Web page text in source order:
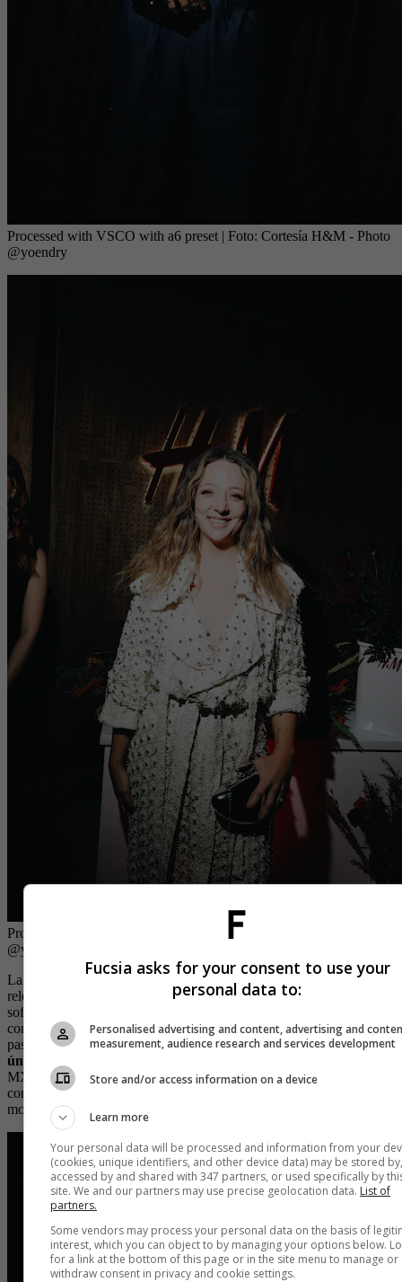
Processed with VSCO with a6 preset | Foto: Cortesía H&M - Photo
@yoendry
Processed with VSCO with a6 preset
@yoendry
La colaboración entre las dos marcas fue clave para amplificar la
relevancia del evento. La reconocida publicación aportó su sello de
sofisticación, mientras la marca sueca reafirmó su compromiso de
conectar moda, música y cultura en experiencias que trascienden las
pasarelas.“Medellín es hoy un semillero de talento con una voz
única y proyección global”,
MX CO EC de H&M, destacando la importancia de crear alianzas
con socios de prestigio que compartan su misión de democratizar la
moda.
Fucsia asks for your consent to use your
personal data to:
Personalised advertising and content, advertising and
measurement, audience research and services development
Store and/or access information on a device
Learn more
Your personal data will be processed and information from your
(cookies, unique identifiers, and other device data) may be stored by,
accessed by and shared with 347 partners, or used specifically by
site. We and our partners may use precise geolocation data. List of
partners.
Some vendors may process your personal data on the basis of
interest, which you can object to by managing your options below.
for a link at the bottom of this page or in the site menu to manage or
withdraw consent in privacy and cookie settings.